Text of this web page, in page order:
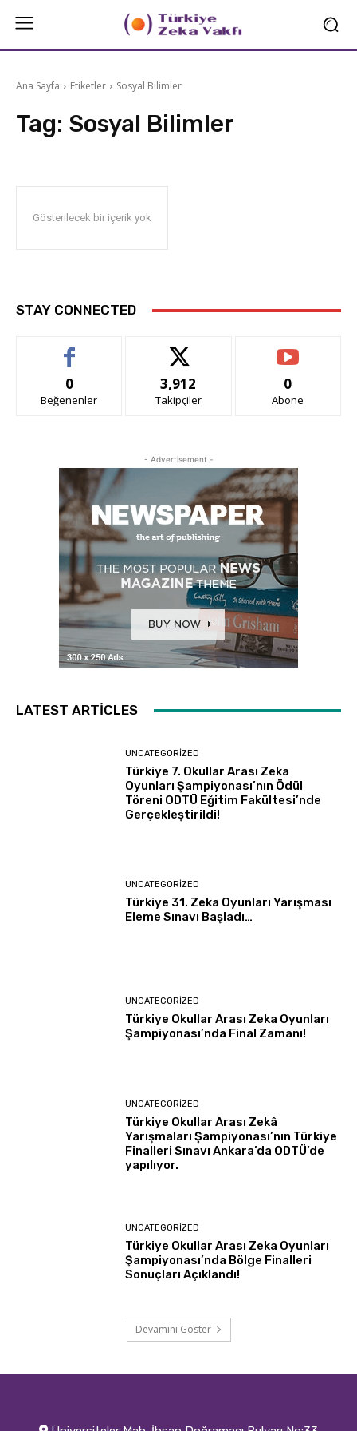
Ana Sayfa Etiketler Sosyal Bilimler
Tag: Sosyal Bilimler
Gösterilecek bir içerik yok
STAY CONNECTED
0
Beğenenler
3,912
Takipçiler
0
Abone
- Advertisement -
LATEST ARTICLES
UNCATEGORIZED
Türkiye 7. Okullar Arası Zeka
Oyunları Şampiyonası’nın Ödül
Töreni ODTÜ Eğitim Fakültesi’nde
Gerçekleştirildi!
UNCATEGORIZED
Türkiye 31. Zeka Oyunları Yarışması
Eleme Sınavı Başladı…
UNCATEGORIZED
Türkiye Okullar Arası Zeka Oyunları
Şampiyonası’nda Final Zamanı!
UNCATEGORIZED
Türkiye Okullar Arası Zekâ
Yarışmaları Şampiyonası’nın Türkiye
Finalleri Sınavı Ankara’da ODTÜ’de
yapılıyor.
UNCATEGORIZED
Türkiye Okullar Arası Zeka Oyunları
Şampiyonası’nda Bölge Finalleri
Sonuçları Açıklandı!
Devamını Göster